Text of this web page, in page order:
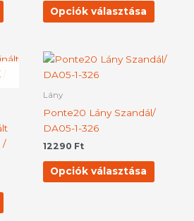
termékoldalon
választhatók
Opciók választása
/
Ennek
A
változatok
választhatók
Lány
Ponte20 Lány Szandál/
DA05-1-326
12290 Ft
Opciók választása
Ennek
a